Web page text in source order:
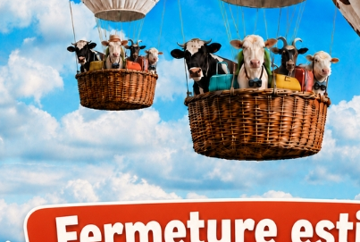
Dérouleur papier
alimentaire - modèle
comptoir
Dérouleur papier
alimentaire - modèle mural